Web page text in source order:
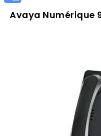
Avaya Numérique
Google